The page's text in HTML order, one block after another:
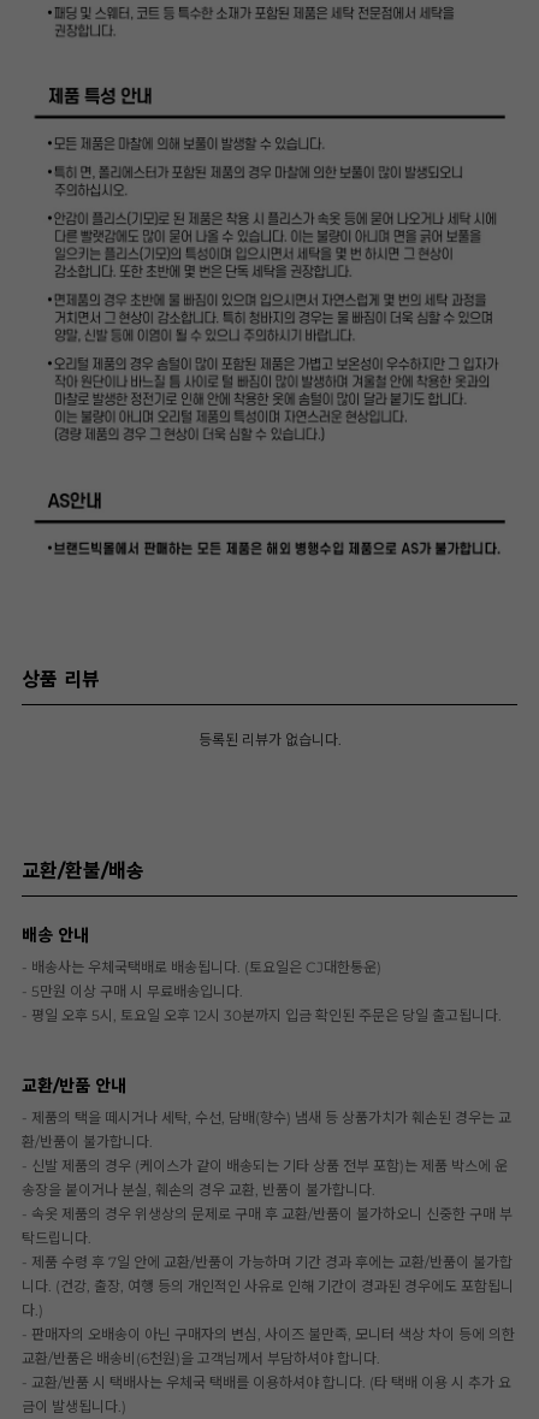
상품 리뷰
등록된 리뷰가 없습니다.
교환/환불/배송
배송 안내
- 배송사는 우체국택배로 배송됩니다. (토요일은 CJ대한통운)
- 5만원 이상 구매 시 무료배송입니다.
- 평일 오후 5시, 토요일 오후 12시 30분까지 입금 확인된 주문은 당일 출고됩니다.
교환/반품 안내
- 제품의 택을 떼시거나 세탁, 수선, 담배(향수) 냄새 등 상품가치가 훼손된 경우는 교
환/반품이 불가합니다.
- 신발 제품의 경우 (케이스가 같이 배송되는 기타 상품 전부 포함)는 제품 박스에 운
송장을 붙이거나 분실, 훼손의 경우 교환, 반품이 불가합니다.
- 속옷 제품의 경우 위생상의 문제로 구매 후 교환/반품이 불가하오니 신중한 구매 부
탁드립니다.
- 제품 수령 후 7일 안에 교환/반품이 가능하며 기간 경과 후에는 교환/반품이 불가합
니다. (건강, 출장, 여행 등의 개인적인 사유로 인해 기간이 경과된 경우에도 포함됩니
다.)
- 판매자의 오배송이 아닌 구매자의 변심, 사이즈 불만족, 모니터 색상 차이 등에 의한
교환/반품은 배송비(6천원)을 고객님께서 부담하셔야 합니다.
- 교환/반품 시 택배사는 우체국 택배를 이용하셔야 합니다. (타 택배 이용 시 추가 요
금이 발생됩니다.)